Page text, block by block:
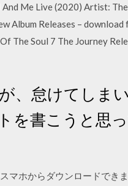
And Me Live (2020) Artist:
Album Releases – download
The Soul 7 The Journey
、怠けてしま
書こうと思っ
マホからダウンロードでき